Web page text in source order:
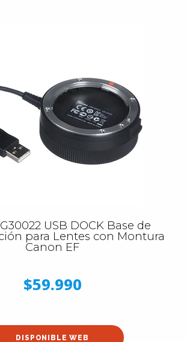
USB DOCK Base de
para Lentes con Montura
Canon EF
$59.990
DISPONIBLE WEB